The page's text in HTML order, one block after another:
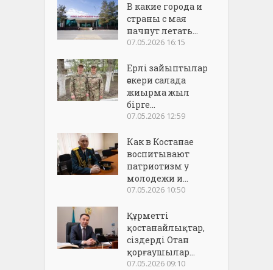
В какие города и
страны с мая
начнут летать...
07.05.2026 16:15
Ерлі зайыптылар
әскери салада
жиырма жыл
бірге...
07.05.2026 12:59
Как в Костанае
воспитывают
патриотизм у
молодежи и...
07.05.2026 10:50
Құрметті
қостанайлықтар,
сіздерді Отан
қорғаушылар...
07.05.2026 09:10